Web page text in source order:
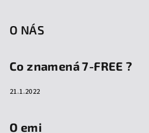
O NÁS
Co znamená 7-FREE ?
21.1.2022
O emi